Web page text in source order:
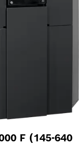
F (145-640